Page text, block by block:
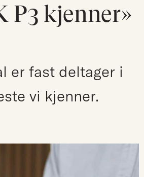
P3 kjenner»
er fast deltager i
vi kjenner.